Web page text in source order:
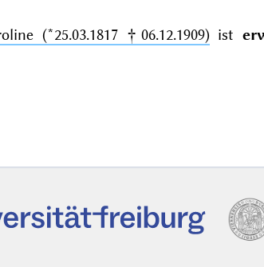
(*25.03.1817 †06.12.1909)ist